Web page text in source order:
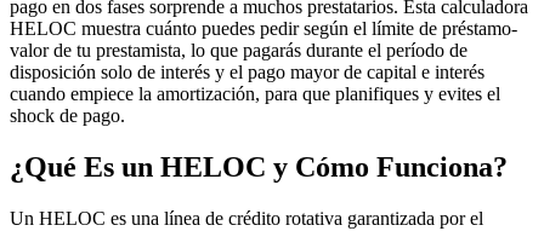
pago en dos fases sorprende a muchos prestatarios. Esta calculadora
HELOC muestra cuánto puedes pedir según el límite de préstamo-
valor de tu prestamista, lo que pagarás durante el período de
disposición solo de interés y el pago mayor de capital e interés
cuando empiece la amortización, para que planifiques y evites el
shock de pago.
¿Qué Es un HELOC y Cómo Funciona?
Un HELOC es una línea de crédito rotativa garantizada por el